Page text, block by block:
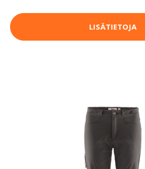
LISÄTIETOJA